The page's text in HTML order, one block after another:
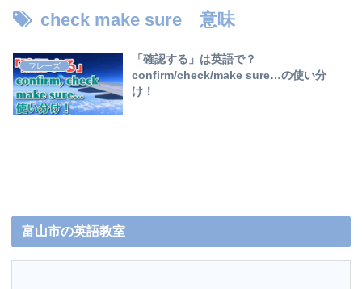
check make sure 意味
フレーズ
「確認する」は英語で？
confirm/check/make sure…の使い分
け！
富山市の英語教室